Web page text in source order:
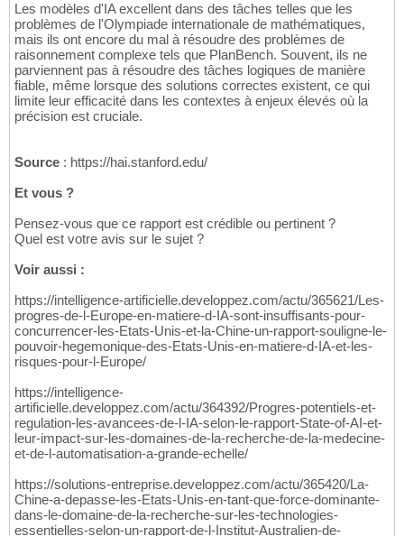
Les modèles d'IA excellent dans des tâches telles que les
problèmes de l'Olympiade internationale de mathématiques,
mais ils ont encore du mal à résoudre des problèmes de
raisonnement complexe tels que PlanBench. Souvent, ils ne
parviennent pas à résoudre des tâches logiques de manière
fiable, même lorsque des solutions correctes existent, ce qui
limite leur efficacité dans les contextes à enjeux élevés où la
précision est cruciale.
Source : https://hai.stanford.edu/
Et vous ?
Pensez-vous que ce rapport est crédible ou pertinent ?
Quel est votre avis sur le sujet ?
Voir aussi :
https://intelligence-artificielle.developpez.com/actu/365621/Les-
progres-de-l-Europe-en-matiere-d-IA-sont-insuffisants-pour-
concurrencer-les-Etats-Unis-et-la-Chine-un-rapport-souligne-le-
pouvoir-hegemonique-des-Etats-Unis-en-matiere-d-IA-et-les-
risques-pour-l-Europe/
https://intelligence-
artificielle.developpez.com/actu/364392/Progres-potentiels-et-
regulation-les-avancees-de-l-IA-selon-le-rapport-State-of-AI-et-
leur-impact-sur-les-domaines-de-la-recherche-de-la-medecine-
et-de-l-automatisation-a-grande-echelle/
https://solutions-entreprise.developpez.com/actu/365420/La-
Chine-a-depasse-les-Etats-Unis-en-tant-que-force-dominante-
dans-le-domaine-de-la-recherche-sur-les-technologies-
essentielles-selon-un-rapport-de-l-Institut-Australien-de-